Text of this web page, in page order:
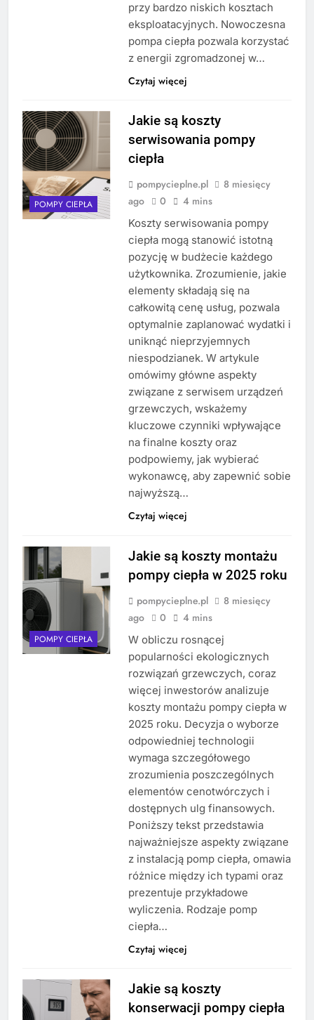
przy bardzo niskich kosztach
eksploatacyjnych. Nowoczesna
pompa ciepła pozwala korzystać
z energii zgromadzonej w…
Czytaj więcej
POMPY CIEPŁA
Jakie są koszty
serwisowania pompy
ciepła
pompycieplne.pl
8 miesięcy
ago
0 4 mins
Koszty serwisowania pompy
ciepła mogą stanowić istotną
pozycję w budżecie każdego
użytkownika. Zrozumienie, jakie
elementy składają się na
całkowitą cenę usług, pozwala
optymalnie zaplanować wydatki i
uniknąć nieprzyjemnych
niespodzianek. W artykule
omówimy główne aspekty
związane z serwisem urządzeń
grzewczych, wskażemy
kluczowe czynniki wpływające
na finalne koszty oraz
podpowiemy, jak wybierać
wykonawcę, aby zapewnić sobie
najwyższą…
Czytaj więcej
POMPY CIEPŁA
Jakie są koszty montażu
pompy ciepła w 2025 roku
pompycieplne.pl
8 miesięcy
ago
0 4 mins
W obliczu rosnącej
popularności ekologicznych
rozwiązań grzewczych, coraz
więcej inwestorów analizuje
koszty montażu pompy ciepła w
2025 roku. Decyzja o wyborze
odpowiedniej technologii
wymaga szczegółowego
zrozumienia poszczególnych
elementów cenotwórczych i
dostępnych ulg finansowych.
Poniższy tekst przedstawia
najważniejsze aspekty związane
z instalacją pomp ciepła, omawia
różnice między ich typami oraz
prezentuje przykładowe
wyliczenia. Rodzaje pomp
ciepła…
Czytaj więcej
Jakie są koszty
konserwacji pompy ciepła